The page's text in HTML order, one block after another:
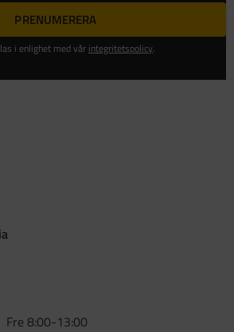
PRENUMERERA
i enlighet med vår integritetspolicy.
8:00-13:00